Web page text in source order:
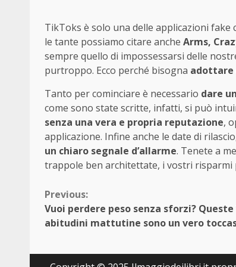
TikToks è solo una delle applicazioni
le tante possiamo citare anche Arms,
sempre quello di impossessarsi delle
purtroppo. Ecco perché bisogna adottare
Tanto per cominciare è necessario dare
come sono state scritte, infatti, si può
senza una vera e propria reputazione,
applicazione. Infine anche le date di
un chiaro segnale d’allarme. Tenete a
trappole ben architettate, i vostri risparmi
Continue
Reading
Previous:
Vuoi perdere peso senza sforzi? Queste
abitudini mattutine sono un vero